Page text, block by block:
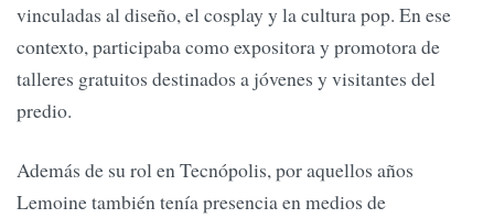
vinculadas al diseño, el cosplay y la cultura pop. En ese
contexto, participaba como expositora y promotora de
talleres gratuitos destinados a jóvenes y visitantes del
predio.
Además de su rol en Tecnópolis, por aquellos años
Lemoine también tenía presencia en medios de